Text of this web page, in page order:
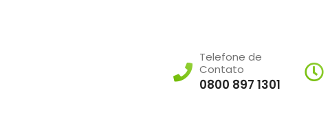
Telefone de
Contato
0800 897 1301